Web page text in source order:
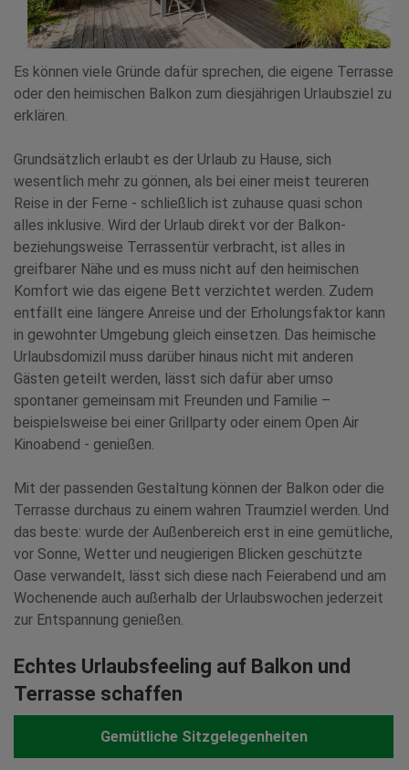
Es können viele Gründe dafür sprechen, die eigene Terrasse
oder den heimischen Balkon zum diesjährigen Urlaubsziel zu
erklären.
Grundsätzlich erlaubt es der Urlaub zu Hause, sich
wesentlich mehr zu gönnen, als bei einer meist teureren
Reise in der Ferne - schließlich ist zuhause quasi schon
alles inklusive. Wird der Urlaub direkt vor der Balkon-
beziehungsweise Terrassentür verbracht, ist alles in
greifbarer Nähe und es muss nicht auf den heimischen
Komfort wie das eigene Bett verzichtet werden. Zudem
entfällt eine längere Anreise und der Erholungsfaktor kann
in gewohnter Umgebung gleich einsetzen. Das heimische
Urlaubsdomizil muss darüber hinaus nicht mit anderen
Gästen geteilt werden, lässt sich dafür aber umso
spontaner gemeinsam mit Freunden und Familie –
beispielsweise bei einer Grillparty oder einem Open Air
Kinoabend - genießen.
Mit der passenden Gestaltung können der Balkon oder die
Terrasse durchaus zu einem wahren Traumziel werden. Und
das beste: wurde der Außenbereich erst in eine gemütliche,
vor Sonne, Wetter und neugierigen Blicken geschützte
Oase verwandelt, lässt sich diese nach Feierabend und am
Wochenende auch außerhalb der Urlaubswochen jederzeit
zur Entspannung genießen.
Echtes Urlaubsfeeling auf Balkon und
Terrasse schaffen
Gemütliche Sitzgelegenheiten